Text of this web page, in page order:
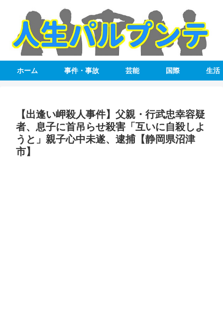
ホーム 事件・事故 芸能 国際 生活
【出逢い岬殺人事件】父親・行武忠幸容疑
者、息子に首吊らせ殺害「互いに自殺しよ
うと」親子心中未遂、逮捕【静岡県沼津
市】